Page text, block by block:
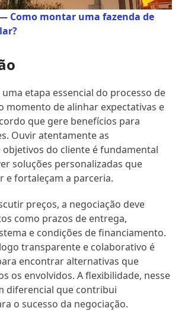
Como montar uma fazenda de
uma etapa essencial do processo de
momento de alinhar expectativas e
que gere benefícios para
Ouvir atentamente as
objetivos do cliente é fundamental
soluções personalizadas que
e fortaleçam a parceria.
preços, a negociação deve
como prazos de entrega,
e condições de financiamento.
transparente e colaborativo é
encontrar alternativas que
os envolvidos. A flexibilidade, nesse
diferencial que contribui
o sucesso da negociação.